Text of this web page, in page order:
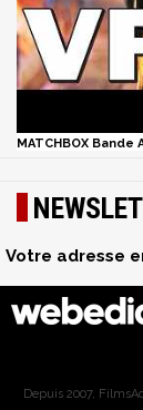
MATCHBOX Bande
Votre adresse
Depuis 2007,